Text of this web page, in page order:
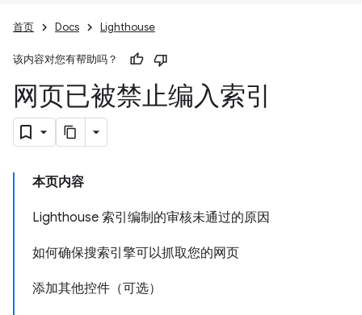
首页 Docs Lighthouse
该内容对您有帮助吗？
网页已被禁止编入索引
本页内容
Lighthouse 索引编制的审核未通过的原因
如何确保搜索引擎可以抓取您的网页
添加其他控件（可选）